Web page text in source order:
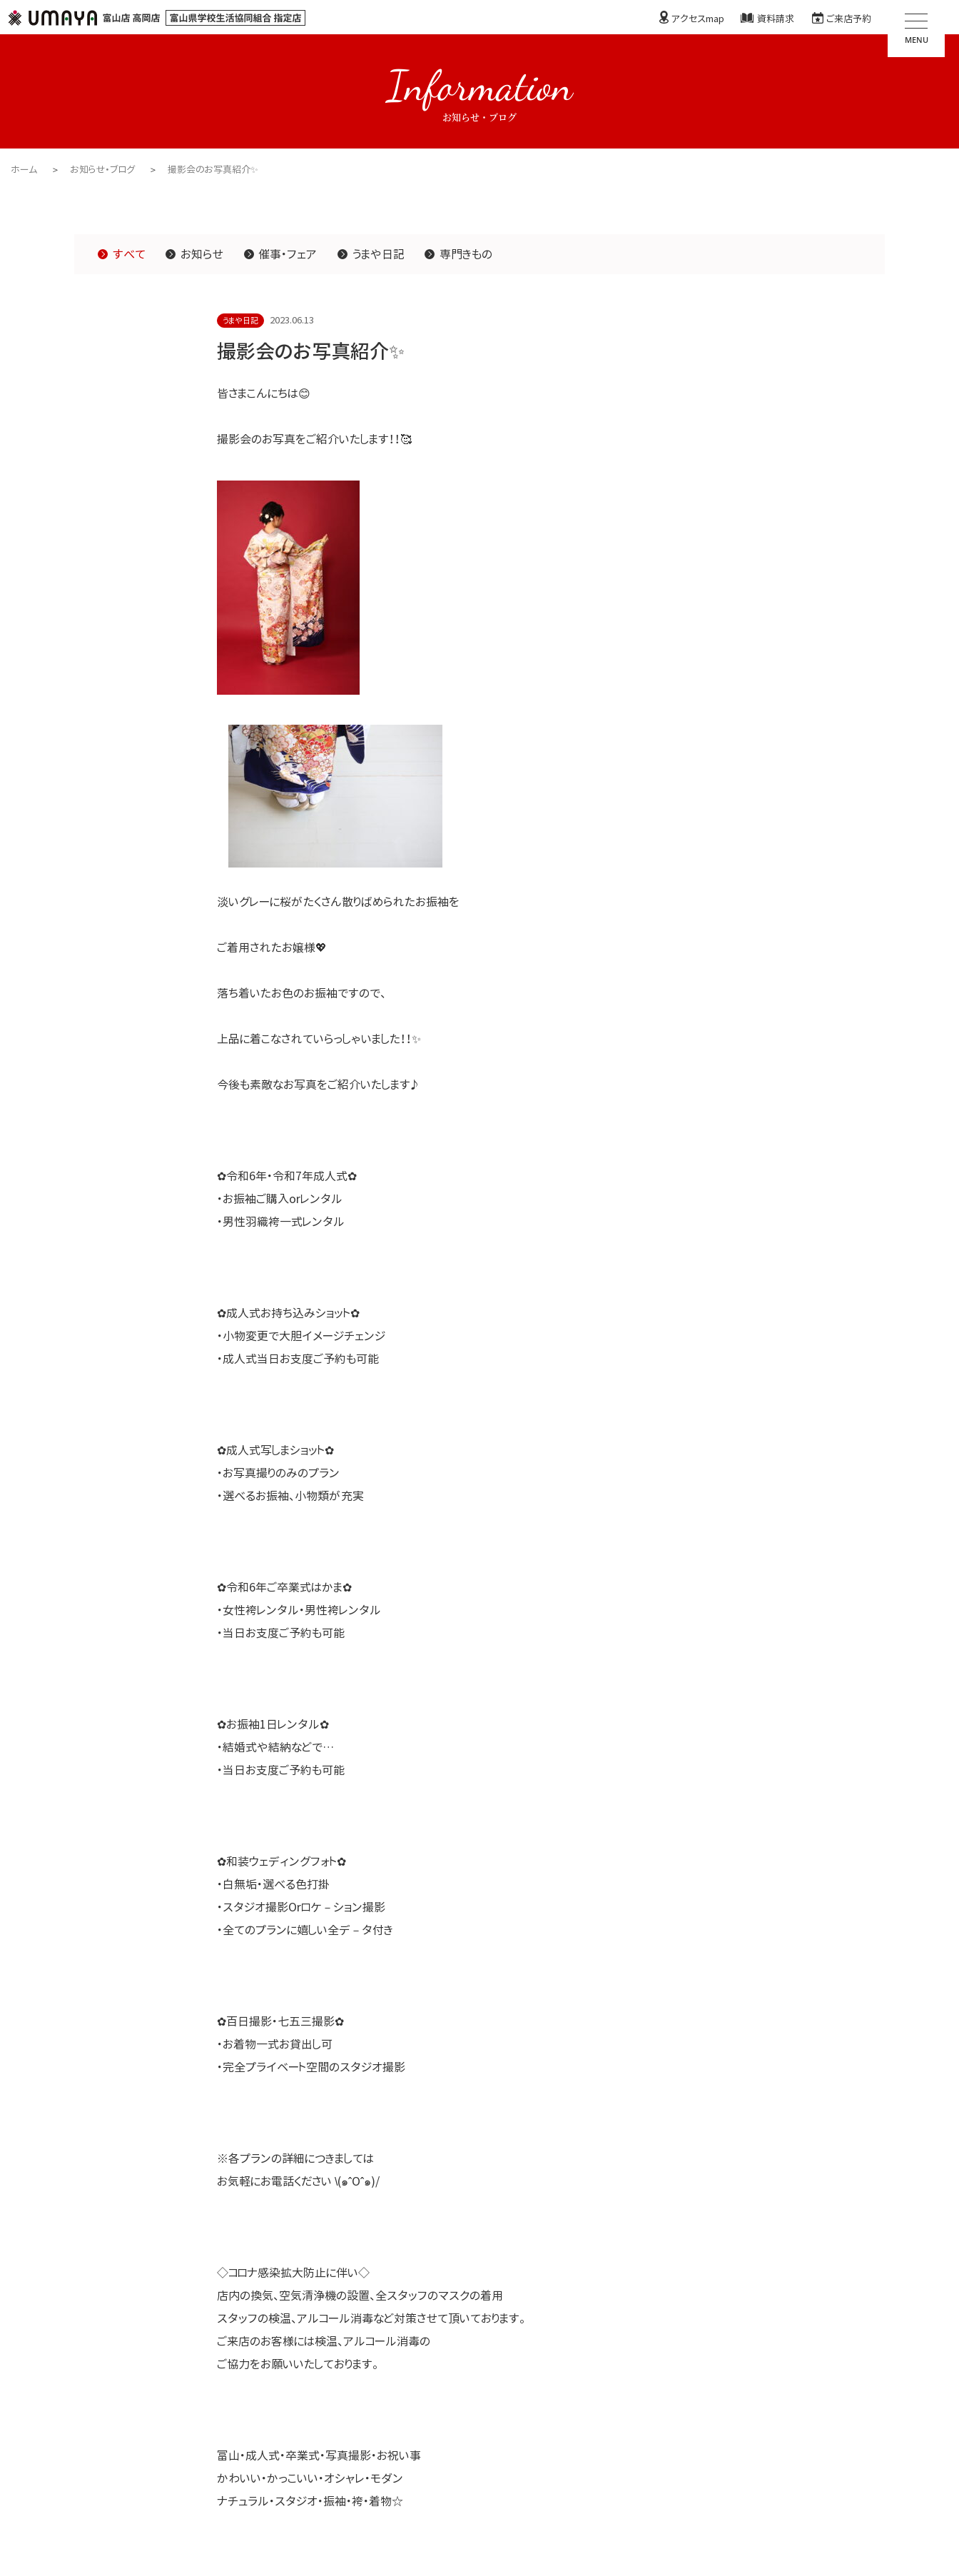
アクセスmap 資料請求 ご来店予約
MENU
Information
お知らせ・ブログ
ホーム お知らせ・ブログ 撮影会のお写真紹介✨
すべて お知らせ 催事・フェア うまや日記 専門きもの
うまや日記 2023.06.13
撮影会のお写真紹介✨
皆さまこんにちは😊
撮影会のお写真をご紹介いたします！！🥰
淡いグレーに桜がたくさん散りばめられたお振袖を
ご着用されたお嬢様💖
落ち着いたお色のお振袖ですので、
上品に着こなされていらっしゃいました！！✨
今後も素敵なお写真をご紹介いたします♪
✿令和6年・令和7年成人式✿
・お振袖ご購入orレンタル
・男性羽織袴一式レンタル
✿成人式お持ち込みショット✿
・小物変更で大胆イメージチェンジ
・成人式当日お支度ご予約も可能
✿成人式写しまショット✿
・お写真撮りのみのプラン
・選べるお振袖、小物類が充実
✿令和6年ご卒業式はかま✿
・女性袴レンタル・男性袴レンタル
・当日お支度ご予約も可能
✿お振袖1日レンタル✿
・結婚式や結納などで…
・当日お支度ご予約も可能
✿和装ウェディングフォト✿
・白無垢・選べる色打掛
・スタジオ撮影Orロケ－ション撮影
・全てのプランに嬉しい全デ－タ付き
✿百日撮影・七五三撮影✿
・お着物一式お貸出し可
・完全プライベート空間のスタジオ撮影
※各プランの詳細につきましては
お気軽にお電話ください \(๑ˆOˆ๑)/
◇コロナ感染拡大防止に伴い◇
店内の換気、空気清浄機の設置、全スタッフのマスクの着用
スタッフの検温、アルコール消毒など対策させて頂いております。
ご来店のお客様には検温、アルコール消毒の
ご協力をお願いいたしております。
富山・成人式・卒業式・写真撮影・お祝い事
かわいい・かっこいい・オシャレ・モダン
ナチュラル・スタジオ・振袖・袴・着物☆